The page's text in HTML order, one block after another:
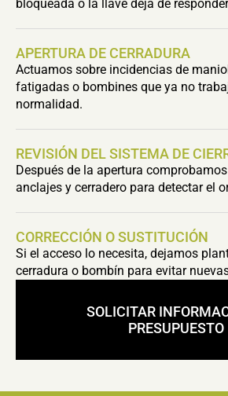
bloqueada o la llave deja de
APERTURA DE CERRADURA
Actuamos sobre incidencias de
fatigadas o bombines que ya no
normalidad.
REVISIÓN DEL SISTEMA DE
Después de la apertura
anclajes y cerradero para detectar el
CORRECCIÓN O SUSTITUCIÓN
Si el acceso lo necesita, dejamos
cerradura o bombín para evitar
SOLICITAR
PRESUPUESTO